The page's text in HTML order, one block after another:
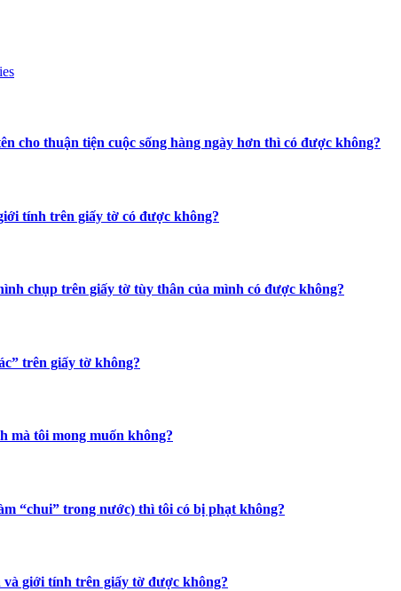
cho thuận tiện cuộc sống hàng ngày hơn thì có được không?
tính trên giấy tờ có được không?
chụp trên giấy tờ tùy thân của mình có được không?
trên giấy tờ không?
mà tôi mong muốn không?
“chui” trong nước) thì tôi có bị phạt không?
giới tính trên giấy tờ được không?